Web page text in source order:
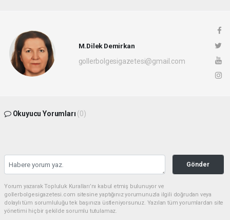
M.Dilek Demirkan
gollerbolgesigazetesi@gmail.com
Okuyucu Yorumları (0)
Gönder
Yorum yazarak Topluluk Kuralları’nı kabul etmiş bulunuyor ve
gollerbolgesigazetesi.com sitesine yaptığınız yorumunuzla ilgili doğrudan veya
dolaylı tüm sorumluluğu tek başınıza üstleniyorsunuz. Yazılan tüm yorumlardan site
yönetimi hiçbir şekilde sorumlu tutulamaz.